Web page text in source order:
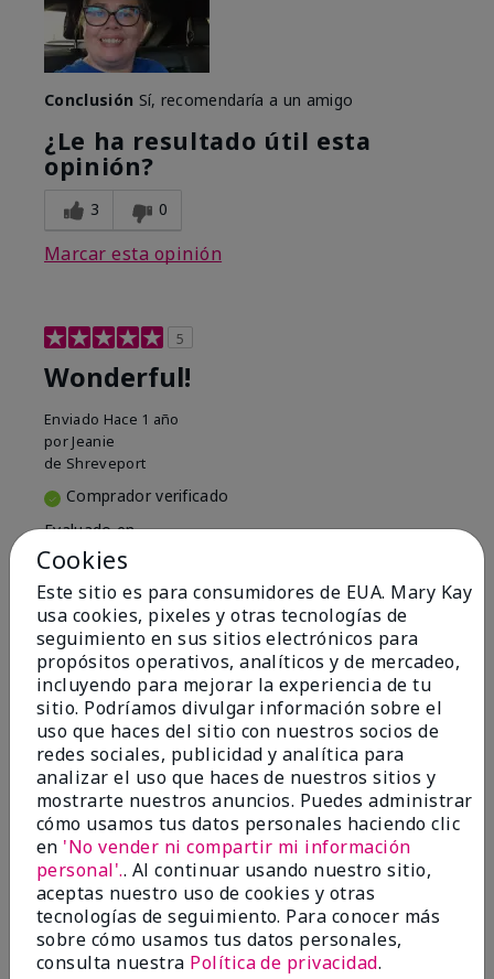
Conclusión Sí, recomendaría a un amigo
¿Le ha resultado útil esta
opinión?
3 0
Marcar esta opinión
5
Wonderful!
Enviado Hace 1 año
por Jeanie
de Shreveport
Comprador verificado
Evaluado en
marykay.com/en-us/
Comentarios sobre Mary Kay® Apple & Almond
Scented Shower Gel
I love this shower gel! Pair it with the matching
lotion.😊
Mostrar Traducción
ConclusiónSí, recomendaría a un amigo
¿Le ha resultado útil esta
opinión?
5 0
Marcar esta opinión
5
Cookies
Este sitio es para consumidores de EUA. Mary Kay
usa cookies, pixeles y otras tecnologías de
seguimiento en sus sitios electrónicos para
propósitos operativos, analíticos y de mercadeo,
incluyendo para mejorar la experiencia de tu
sitio. Podríamos divulgar información sobre el
uso que haces del sitio con nuestros socios de
redes sociales, publicidad y analítica para
analizar el uso que haces de nuestros sitios y
mostrarte nuestros anuncios. Puedes administrar
cómo usamos tus datos personales haciendo clic
en 'No vender ni compartir mi información
personal'.. Al continuar usando nuestro sitio,
aceptas nuestro uso de cookies y otras
tecnologías de seguimiento. Para conocer más
sobre cómo usamos tus datos personales,
consulta nuestra Política de privacidad.